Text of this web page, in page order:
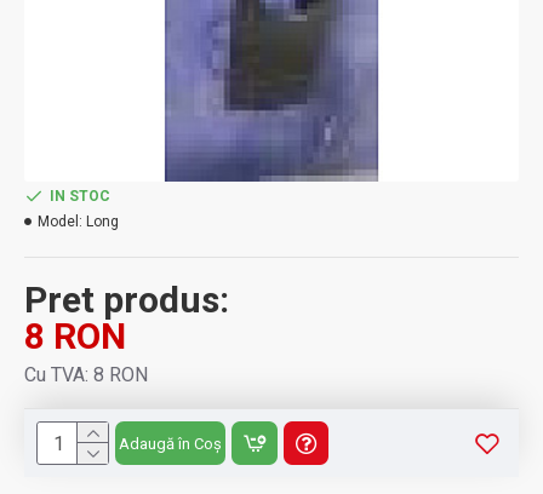
Pret produs:
8 RON
Cu TVA: 8 RON
IN STOC
Model: Long
Adaugă în Coș